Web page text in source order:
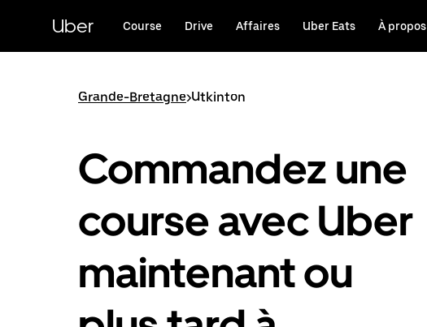
principal
Uber Course Drive Affaires Uber Eats À propos
Grande-Bretagne>Utkinton
Commandez une
course avec Uber
maintenant ou